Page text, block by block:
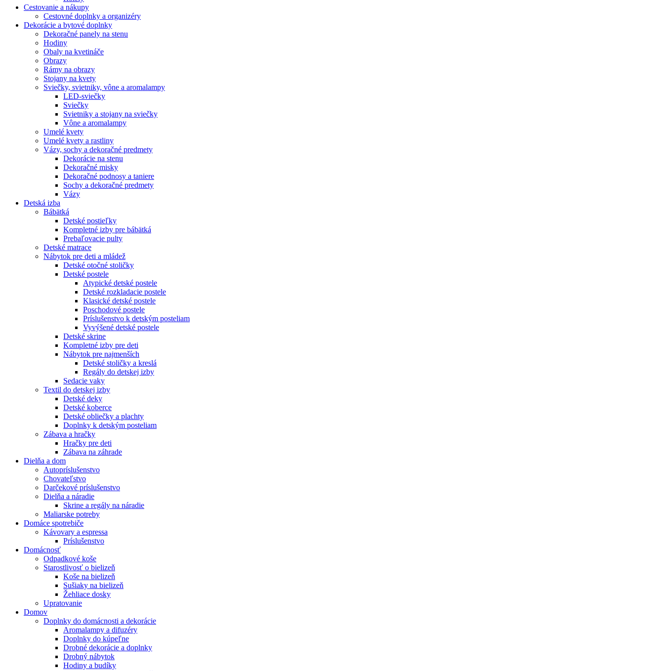
Cestovanie a nákupy
Cestovné doplnky a organizéry
Dekorácie a bytové doplnky
Dekoračné panely na stenu
Hodiny
Obaly na kvetináče
Obrazy
Rámy na obrazy
Stojany na kvety
Sviečky, svietniky, vône a aromalampy
LED-sviečky
Sviečky
Svietniky a stojany na sviečky
Vône a aromalampy
Umelé kvety
Umelé kvety a rastliny
Vázy, sochy a dekoračné predmety
Dekorácie na stenu
Dekoračné misky
Dekoračné podnosy a taniere
Sochy a dekoračné predmety
Vázy
Detská izba
Bábätká
Detské postieľky
Kompletné izby pre bábätká
Prebaľovacie pulty
Detské matrace
Nábytok pre deti a mládež
Detské otočné stoličky
Detské postele
Atypické detské postele
Detské rozkladacie postele
Klasické detské postele
Poschodové postele
Príslušenstvo k detským posteliam
Vyvýšené detské postele
Detské skrine
Kompletné izby pre deti
Nábytok pre najmenších
Detské stoličky a kreslá
Regály do detskej izby
Sedacie vaky
Textil do detskej izby
Detské deky
Detské koberce
Detské obliečky a plachty
Doplnky k detským posteliam
Zábava a hračky
Hračky pre deti
Zábava na záhrade
Dielňa a dom
Autopríslušenstvo
Chovateľstvo
Darčekové príslušenstvo
Dielňa a náradie
Skrine a regály na náradie
Maliarske potreby
Domáce spotrebiče
Kávovary a espressa
Príslušenstvo
Domácnosť
Odpadkové koše
Starostlivosť o bielizeň
Koše na bielizeň
Sušiaky na bielizeň
Žehliace dosky
Upratovanie
Domov
Doplnky do domácnosti a dekorácie
Aromalampy a difuzéry
Doplnky do kúpeľne
Drobné dekorácie a doplnky
Drobný nábytok
Hodiny a budíky